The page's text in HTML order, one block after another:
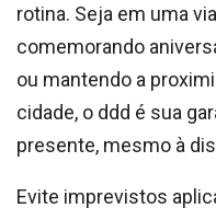
rotina. Seja em uma
comemorando
ou mantendo a
cidade, o ddd é sua
presente, mesmo à
Evite imprevistos